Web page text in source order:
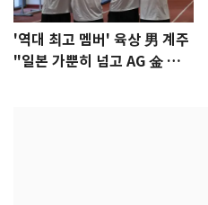
'역대 최고 멤버' 육상 男 계주
"일본 가뿐히 넘고 AG 金 따겠